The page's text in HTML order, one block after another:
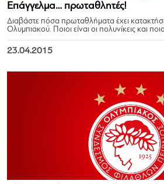
Επάγγελμα… πρωταθλητές!
Διαβάστε πόσα πρωταθλήματα έχει
Ολυμπιακού. Ποιοι είναι οι πολυνίκεις και
23.04.2015